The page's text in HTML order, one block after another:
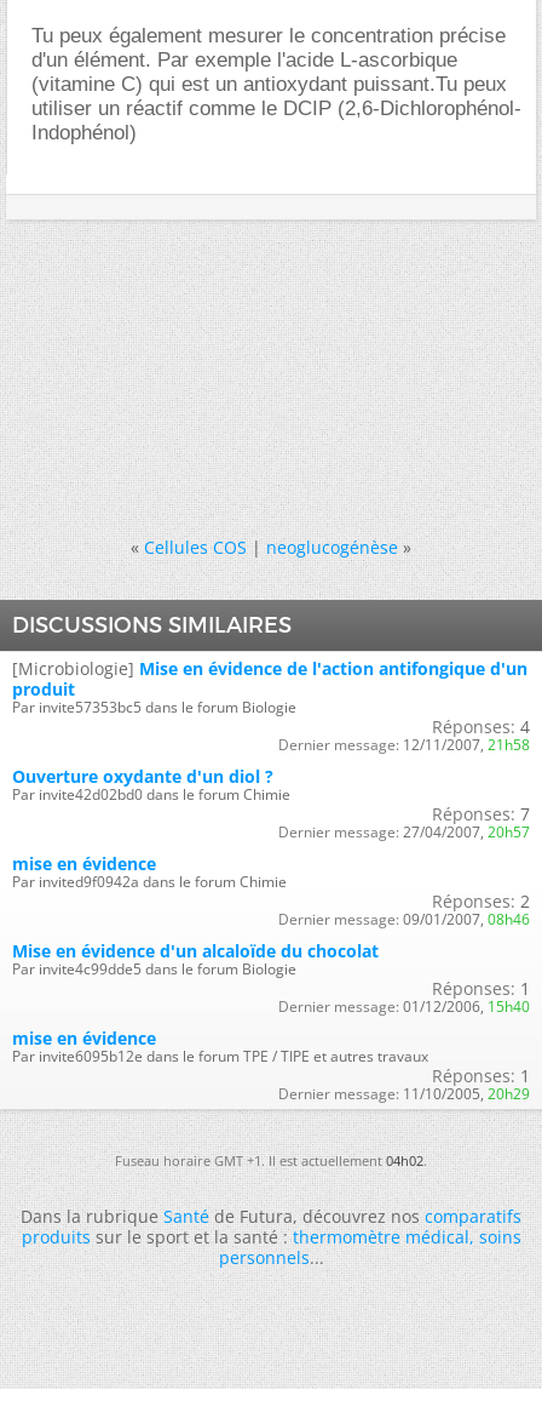
Tu peux également mesurer le concentration précise
d'un élément. Par exemple l'acide L-ascorbique
(vitamine C) qui est un antioxydant puissant.Tu peux
utiliser un réactif comme le DCIP (2,6-Dichlorophénol-
Indophénol)
« Cellules COS|neoglucogénèse »
DISCUSSIONS SIMILAIRES
[Microbiologie] Mise en évidence de l'action antifongique d'un
produit
Par invite57353bc5 dans le forum Biologie
Réponses: 4
Dernier message: 12/11/2007, 21h58
Ouverture oxydante d'un diol ?
Par invite42d02bd0 dans le forum Chimie
Réponses: 7
Dernier message: 27/04/2007, 20h57
mise en évidence
Par invited9f0942a dans le forum Chimie
Réponses: 2
Dernier message: 09/01/2007, 08h46
Mise en évidence d'un alcaloïde du chocolat
Par invite4c99dde5 dans le forum Biologie
Réponses: 1
Dernier message: 01/12/2006, 15h40
mise en évidence
Par invite6095b12e dans le forum TPE / TIPE et autres travaux
Réponses: 1
Dernier message: 11/10/2005, 20h29
Fuseau horaire GMT +1. Il est actuellement04h02.
Dans la rubriqueSantéde Futura, découvrez noscomparatifs
produitssur le sport et la santé :thermomètre médical,soins
personnels...